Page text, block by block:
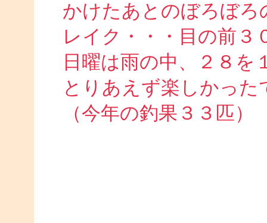
かけたあとのぼろぼ
レイク・・・目の前３
日曜は雨の中、２８を
とりあえず楽しかった
（今年の釣果３３匹）